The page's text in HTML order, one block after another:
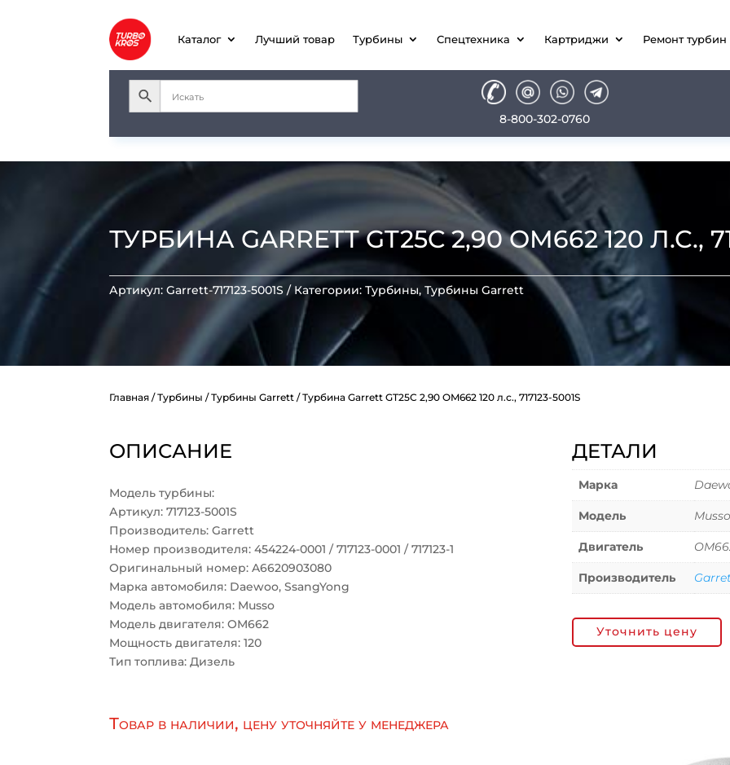
Каталог Лучший товар Турбины Спецтехника Картриджи Ремонт турбин
8-800-302-0760
ТУРБИНА GARRETT GT25C 2,90 OM662 120 Л.С.,
Артикул:Garrett-717123-5001S Категории:Турбины,Турбины Garrett
Главная /Турбины /Турбины Garrett / Турбина Garrett GT25C 2,90 OM662 120 л.с., 717123-5001S
ОПИСАНИЕ
Модель турбины:
Артикул: 717123-5001S
Производитель: Garrett
Номер производителя: 454224-0001 / 717123-0001 / 717123-1
Оригинальный номер: A6620903080
Марка автомобиля: Daewoo, SsangYong
Модель автомобиля: Musso
Модель двигателя: OM662
Мощность двигателя: 120
Тип топлива: Дизель
ДЕТАЛИ
Марка
Модель Musso
Двигатель
Производитель
Уточнить цену
Товар в наличии, цену уточняйте у менеджера